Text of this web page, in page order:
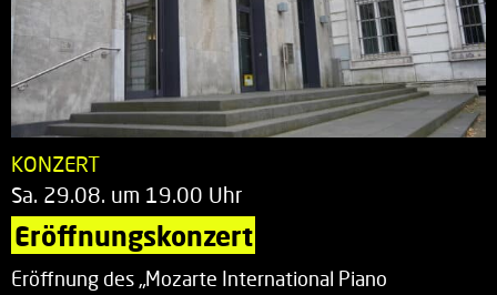
KONZERT
Sa. 29.08. um 19.00 Uhr
Eröffnungskonzert
Eröffnung des „Mozarte International Piano